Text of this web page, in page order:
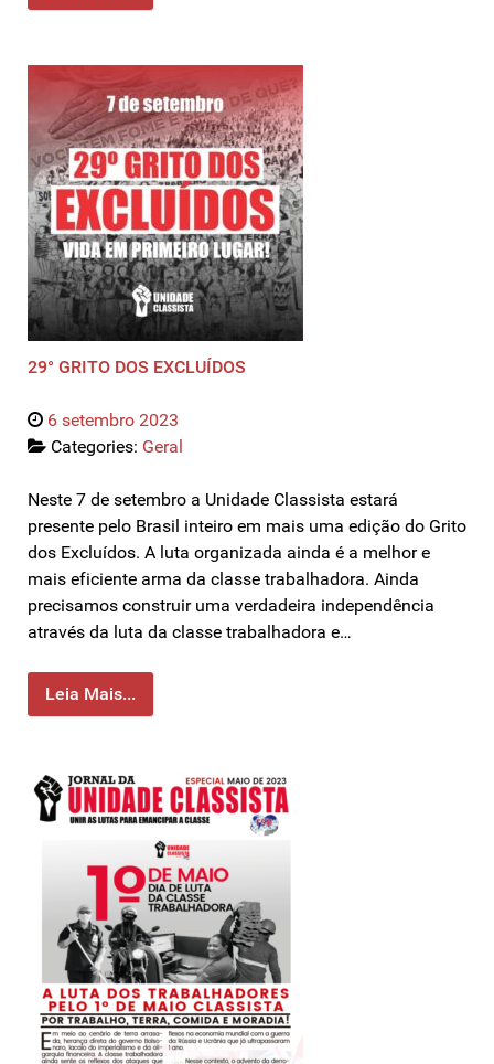
29° GRITO DOS EXCLUÍDOS
6 setembro 2023
Categories: Geral
Neste 7 de setembro a Unidade Classista estará
presente pelo Brasil inteiro em mais uma edição do Grito
dos Excluídos. A luta organizada ainda é a melhor e
mais eficiente arma da classe trabalhadora. Ainda
precisamos construir uma verdadeira independência
através da luta da classe trabalhadora e…
Leia Mais...